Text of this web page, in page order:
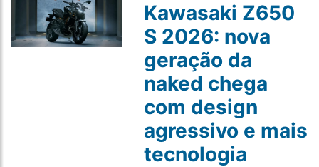
Kawasaki Z650
S 2026: nova
geração da
naked chega
com design
agressivo e mais
tecnologia